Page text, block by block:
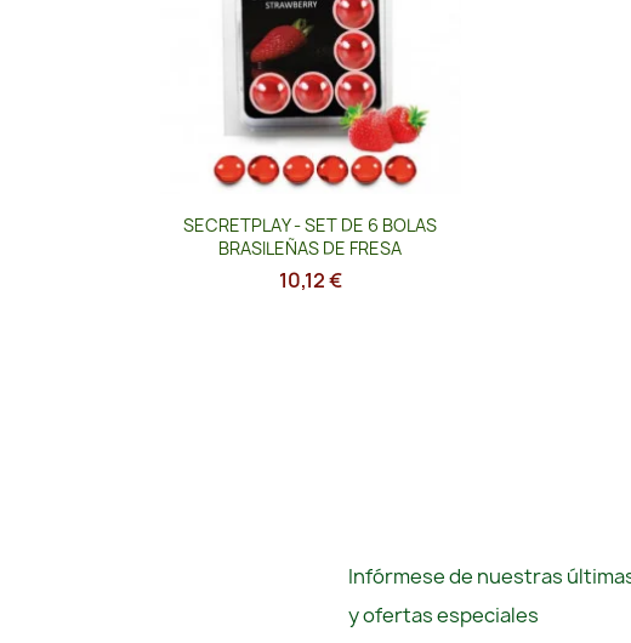
 Vista rápida
SECRETPLAY - SET DE 6 BOLAS
BRASILEÑAS DE FRESA
10,12 €
Infórmese de nuestras
y ofertas especiales